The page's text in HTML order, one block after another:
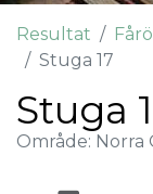
Resultat
Stuga 17
Stuga
Område: Norra